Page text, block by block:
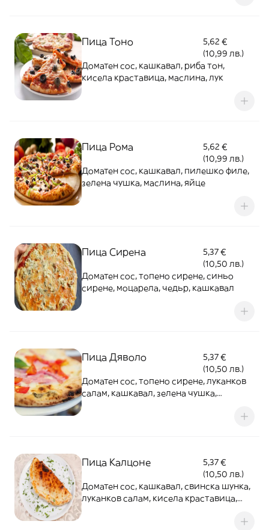
Пица Тоно
5,62 €
(10,99 лв.)
Доматен сос, кашкавал, риба тон,
кисела краставица, маслина, лук
Пица Рома
5,62 €
(10,99 лв.)
Доматен сос, кашкавал, пилешко филе,
зелена чушка, маслина, яйце
Пица Сирена
5,37 €
(10,50 лв.)
Доматен сос, топено сирене, синьо
сирене, моцарела, чедьр, кашкавал
Пица Дяволо
5,37 €
(10,50 лв.)
Доматен сос, топено сирене, луканков
салам, кашкавал, зелена чушка,
Пица Калцоне
5,37 €
(10,50 лв.)
Доматен сос, кашкавал, свинска шунка,
луканков салам, кисела краставица,